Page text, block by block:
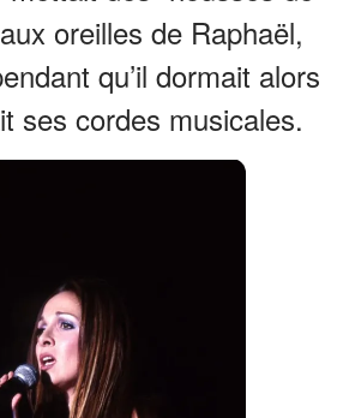
oreilles de Raphaël,
qu’il dormait alors
ses cordes musicales.